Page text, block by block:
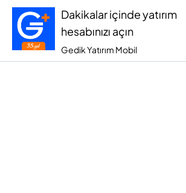
Dakikalar içinde yatırım
hesabınızı açın
Gedik Yatırım Mobil